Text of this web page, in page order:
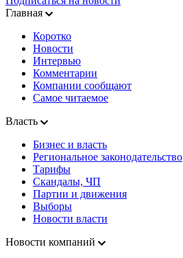
Главная
Коротко
Новости
Интервью
Комментарии
Компании сообщают
Самое читаемое
Власть
Бизнес и власть
Региональное законодательство
Тарифы
Скандалы, ЧП
Партии и движения
Выборы
Новости власти
Новости компаний